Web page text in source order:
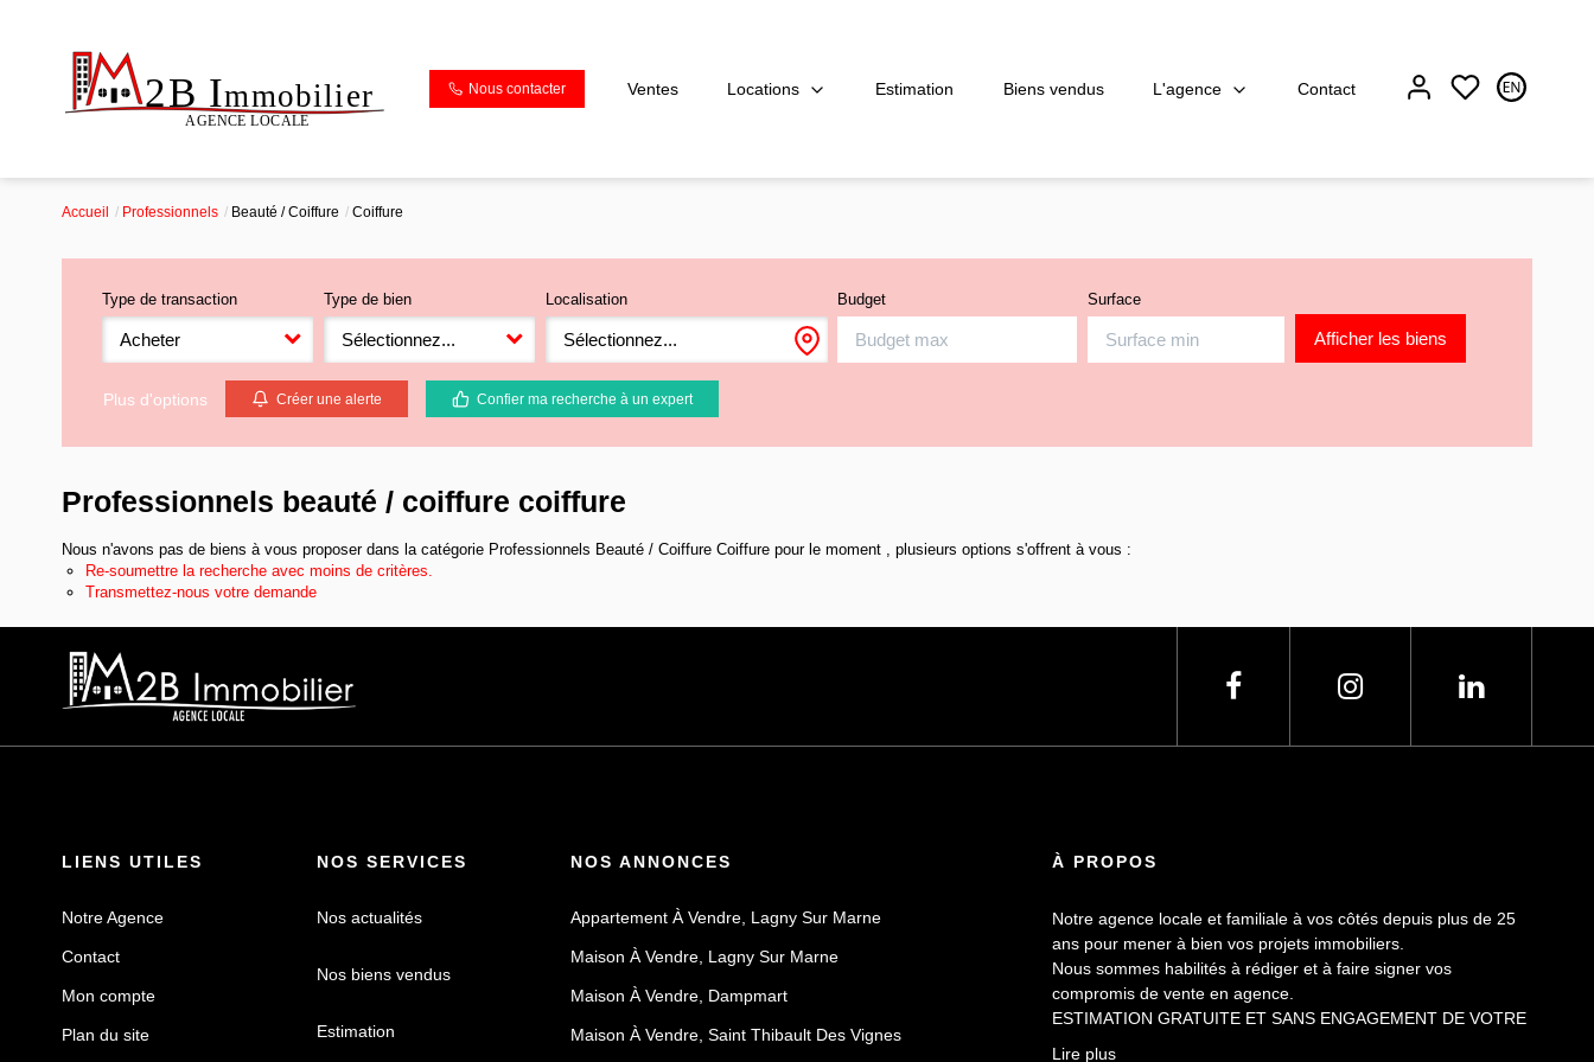
Nous contacter Ventes Locations Estimation Biens vendus L'agence Contact
Accueil Professionnels Beauté / Coiffure Coiffure
Type de transaction
Acheter
Type de bien
Sélectionnez...
Localisation
Sélectionnez...
Budget Surface
Plus d'options Créer une alerte Confier ma recherche à un expert
Professionnels beauté / coiffure coiffure
Nous n'avons pas de biens à vous proposer dans la catégorie Professionnels Beauté / Coiffure Coiffure pour le moment , plusieurs options s'offrent à vous :
Re-soumettre la recherche avec moins de critères.
Transmettez-nous votre demande
LIENS UTILES
Notre Agence
Contact
Mon compte
Plan du site
NOS SERVICES
Nos actualités
Nos biens vendus
Estimation
NOS ANNONCES
Appartement À Vendre, Lagny Sur Marne
Maison À Vendre, Lagny Sur Marne
Maison À Vendre, Dampmart
Maison À Vendre, Saint Thibault Des Vignes
À PROPOS
Notre agence locale et familiale à vos côtés depuis plus de 25
ans pour mener à bien vos projets immobiliers.
Nous sommes habilités à rédiger et à faire signer vos
compromis de vente en agence.
ESTIMATION GRATUITE ET SANS ENGAGEMENT DE VOTRE
Lire plus